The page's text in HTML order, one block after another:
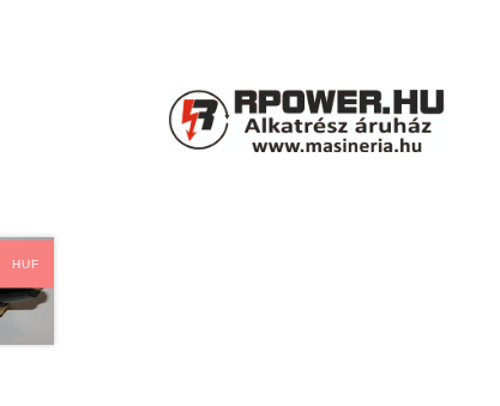
HUF